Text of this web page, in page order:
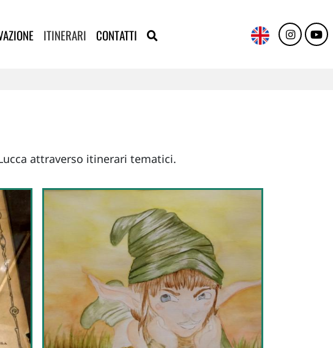
ITINERARI CONTATTI
attraverso itinerari tematici.